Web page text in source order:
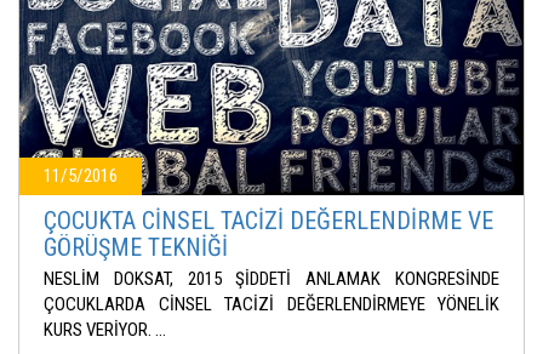
11/5/2016
ÇOCUKTA CİNSEL TACİZİ DEĞERLENDİRME VE
GÖRÜŞME TEKNİĞİ
NESLİM DOKSAT, 2015 ŞİDDETİ ANLAMAK KONGRESİNDE
ÇOCUKLARDA CİNSEL TACİZİ DEĞERLENDİRMEYE YÖNELİK
KURS VERİYOR. ...